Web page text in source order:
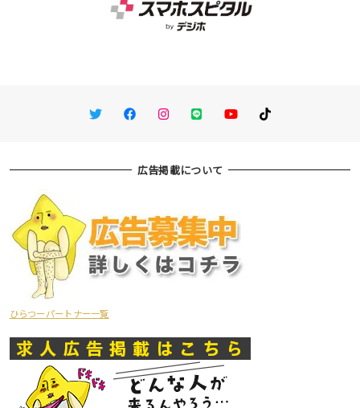
TwitterFacebookInstagram
LINE You TubeTikTok
広告掲載について
ひらつーパートナー一覧